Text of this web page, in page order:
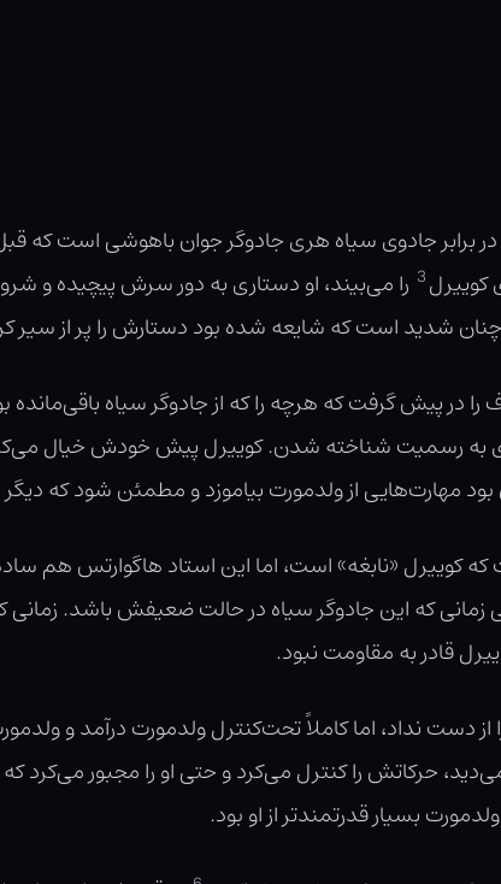
در برابر جادوی سیاه هری جادوگر جوان باهوشی است
کوییرل3 را می‌بیند، او دستاری به دور سرش پیچیده و
شدید است که شایعه شده بود دستارش را پر از سیر
را در پیش گرفت که هرچه را که از جادوگر سیاه
به رسمیت شناخته شدن. کوییرل پیش خودش خیال
مهارت‌هایی از ولدمورت بیاموزد و مطمئن شود که
«نابغه» است، اما این استاد هاگوارتس هم
که این جادوگر سیاه در حالت ضعیفش باشد. زمانی
قادر به مقاومت نبود.
از دست نداد، اما کاملاً تحت‌کنترل ولدمورت درآمد و
حرکاتش را کنترل می‌کرد و حتی او را مجبور
بسیار قدرتمندتر از او بود.